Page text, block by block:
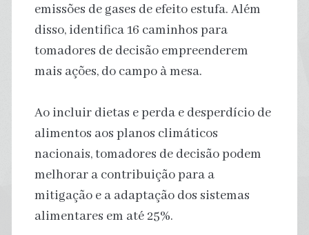
emissões de gases de efeito estufa. Além
disso, identifica 16 caminhos para
tomadores de decisão empreenderem
mais ações, do campo à mesa.
Ao incluir dietas e perda e desperdício de
alimentos aos planos climáticos
nacionais, tomadores de decisão podem
melhorar a contribuição para a
mitigação e a adaptação dos sistemas
alimentares em até 25%.